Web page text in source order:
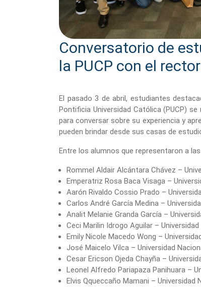
Conversatorio de
la PUCP con el
El pasado 3 de abril, estudiantes
Pontificia Universidad Católica (PUCP)
para conversar sobre su experiencia y
pueden brindar desde sus casas de
Entre los alumnos que representaron a
Rommel Aldair Alcántara Chávez –
Emperatriz Rosa Baca Visaga –
Aarón Rivaldo Cossio Prado –
Carlos André García Medina –
Analit Melanie Granda García –
Ceci Marilin Idrogo Aguilar –
Emily Nicole Macedo Wong –
José Maicelo Vilca – Universidad
Cesar Ericson Ojeda Chayña –
Leonel Alfredo Pariapaza Panihuara –
Elvis Qqueccaño Mamani –